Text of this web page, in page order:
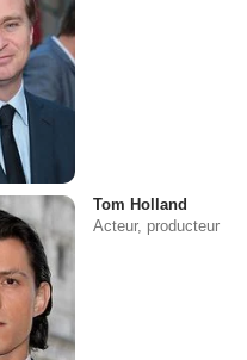
Tom Holland
Acteur, producteur